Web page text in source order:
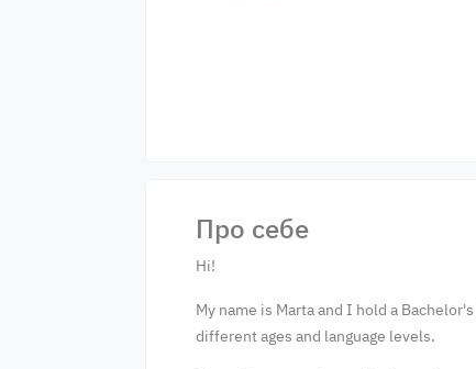
Про себе
Hi!
My name is Marta and I hold a
different ages and language levels.